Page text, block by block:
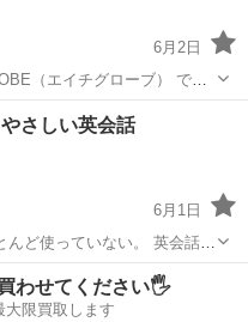
6月2日
（エイチグローブ） で
さしい英会話
6月1日
方に向けた、大人・シニア向けの英会話レッスンです。 このレッス...
シニア向け
わせてください🖐️
大限買取します